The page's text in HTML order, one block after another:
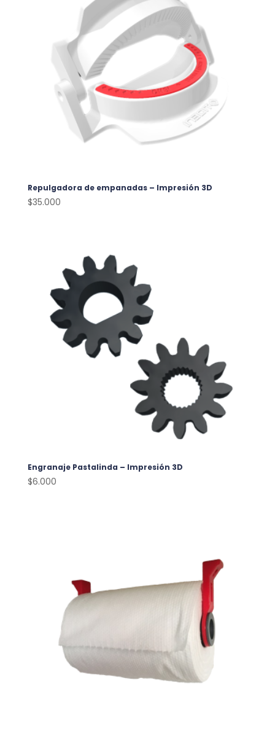
Repulgadora de empanadas – Impresión 3D
$35.000
Engranaje Pastalinda – Impresión 3D
$6.000